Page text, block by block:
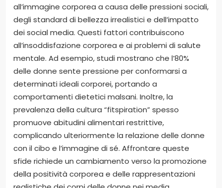
all’immagine corporea a causa delle pressioni sociali,
degli standard di bellezza irrealistici e dell’impatto
dei social media. Questi fattori contribuiscono
all’insoddisfazione corporea e ai problemi di salute
mentale. Ad esempio, studi mostrano che l’80%
delle donne sente pressione per conformarsi a
determinati ideali corporei, portando a
comportamenti dietetici malsani. Inoltre, la
prevalenza della cultura “fitspiration” spesso
promuove abitudini alimentari restrittive,
complicando ulteriormente la relazione delle donne
con il cibo e l’immagine di sé. Affrontare queste
sfide richiede un cambiamento verso la promozione
della positività corporea e delle rappresentazioni